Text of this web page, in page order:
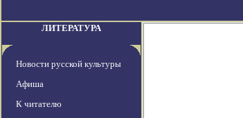
ЛИТЕРАТУРА
Новости русской культуры
Афиша
К читателю